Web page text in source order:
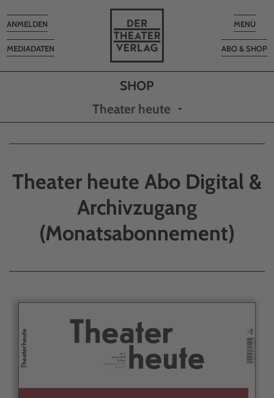
Toggle
MENÜ
ABO & SHOP
MEDIADATEN
Toggle
navigation
ANMELDEN
Theater heute
Theater heute Abo Digital &
Archivzugang
(Monatsabonnement)